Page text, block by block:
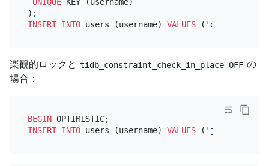
INSERT INTO users (username) VALUES ( 'dave'
楽観的ロックと tidb_constraint_check_in_place=OFF の
場合：
BEGIN
INSERT INTO users (username) VALUES ( 'jane'